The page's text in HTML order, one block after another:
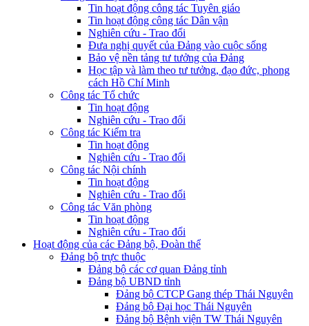
Tin hoạt động công tác Tuyên giáo
Tin hoạt động công tác Dân vận
Nghiên cứu - Trao đổi
Đưa nghị quyết của Đảng vào cuộc sống
Bảo vệ nền tảng tư tưởng của Đảng
Học tập và làm theo tư tưởng, đạo đức, phong
cách Hồ Chí Minh
Công tác Tổ chức
Tin hoạt động
Nghiên cứu - Trao đổi
Công tác Kiểm tra
Tin hoạt động
Nghiên cứu - Trao đổi
Công tác Nội chính
Tin hoạt động
Nghiên cứu - Trao đổi
Công tác Văn phòng
Tin hoạt động
Nghiên cứu - Trao đổi
Hoạt động của các Đảng bộ, Đoàn thể
Đảng bộ trực thuộc
Đảng bộ các cơ quan Đảng tỉnh
Đảng bộ UBND tỉnh
Đảng bộ CTCP Gang thép Thái Nguyên
Đảng bộ Đại học Thái Nguyên
Đảng bộ Bệnh viện TW Thái Nguyên